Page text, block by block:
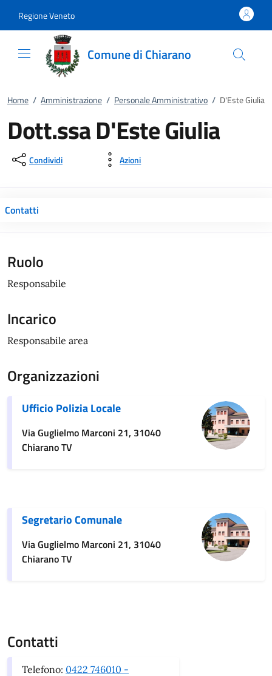
Regione Veneto
Comune di Chiarano
Home / Amministrazione / Personale Amministrativo / D'Este Giulia
Dott.ssa D'Este Giulia
Condividi Azioni
Contatti
Ruolo
Responsabile
Incarico
Responsabile area
Organizzazioni
Ufficio Polizia Locale
Via Guglielmo Marconi 21, 31040
Chiarano TV
Segretario Comunale
Via Guglielmo Marconi 21, 31040
Chiarano TV
Contatti
Telefono: 0422 746010 -